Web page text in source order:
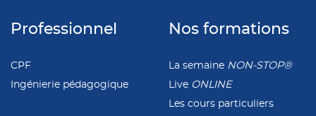
Professionnel
CPF
Ingénierie pédagogique
Nos formations
La semaine NON-STOP®
Live ONLINE
Les cours particuliers